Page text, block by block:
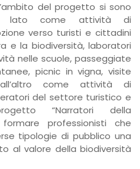
del progetto si sono
lato come attività di
verso turisti e cittadini
e la biodiversità, laboratori
nelle scuole, passeggiate
picnic in vigna, visite
come attività di
del settore turistico e
“Narratori della
professionisti che
tipologie di pubblico una
al valore della biodiversità